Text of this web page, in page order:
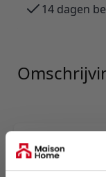
14 dagen
Fauteuil
texture-stof